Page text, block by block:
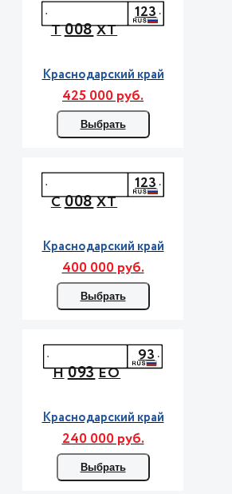
Т008ХТ
123
Краснодарский край
425 000 руб.
Выбрать
С008ХТ
123
Краснодарский край
400 000 руб.
Выбрать
Н093ЕО
93
Краснодарский край
240 000 руб.
Выбрать